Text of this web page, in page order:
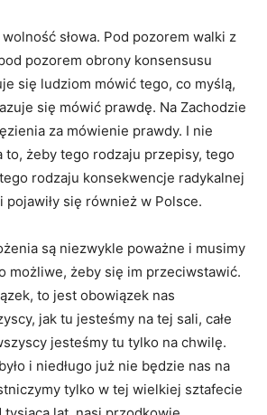
słowa. Pod pozorem walki z
pozorem obrony konsensusu
się ludziom mówić tego, co myślą,
się mówić prawdę. Na Zachodzie
za mówienie prawdy. I nie
to, żeby tego rodzaju przepisy, tego
rodzaju konsekwencje radykalnej
się również w Polsce.
są niezwykle poważne i musimy
możliwe, żeby się im przeciwstawić.
to jest obowiązek nas
jak tu jesteśmy na tej sali, całe
jesteśmy tu tylko na chwilę.
i niedługo już nie będzie nas na
tylko w tej wielkiej sztafecie